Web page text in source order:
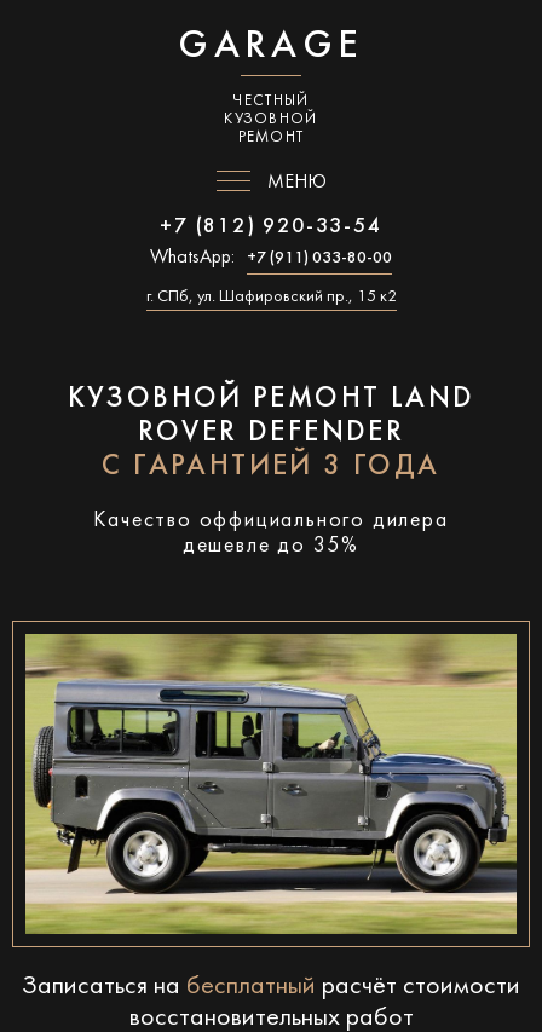
GARAGE
ЧЕСТНЫЙ
КУЗОВНОЙ
РЕМОНТ
МЕНЮ
+7 (812) 920-33-54
WhatsApp: +7 (911) 033-80-00
г. СПб, ул. Шафировский пр., 15 к2
КУЗОВНОЙ РЕМОНТ LAND
ROVER DEFENDER
С ГАРАНТИЕЙ 3 ГОДА
Качество оффициального дилера
дешевле до 35%
Записаться на бесплатный расчёт стоимости
восстановительных работ